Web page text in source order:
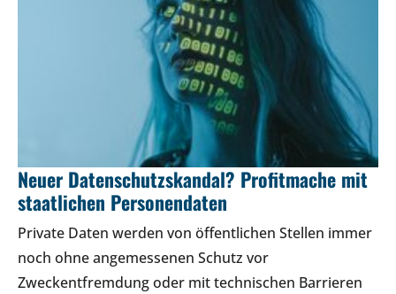
Neuer Datenschutzskandal? Profitmache mit
staatlichen Personendaten
Private Daten werden von öffentlichen Stellen immer
noch ohne angemessenen Schutz vor
Zweckentfremdung oder mit technischen Barrieren